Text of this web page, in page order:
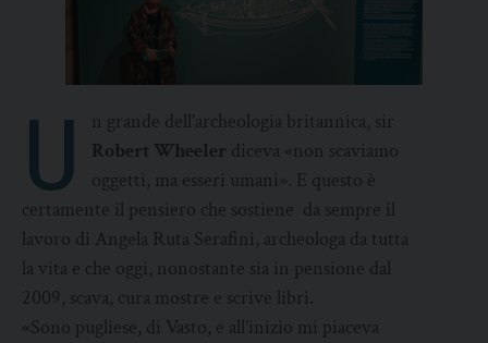
U
n grande dell’archeologia britannica, sir
Robert Wheeler diceva «non scaviamo
oggetti, ma esseri umani». E questo è
certamente il pensiero che sostiene da sempre il
lavoro di Angela Ruta Serafini, archeologa da tutta
la vita e che oggi, nonostante sia in pensione dal
2009, scava, cura mostre e scrive libri.
«Sono pugliese, di Vasto, e all’inizio mi piaceva